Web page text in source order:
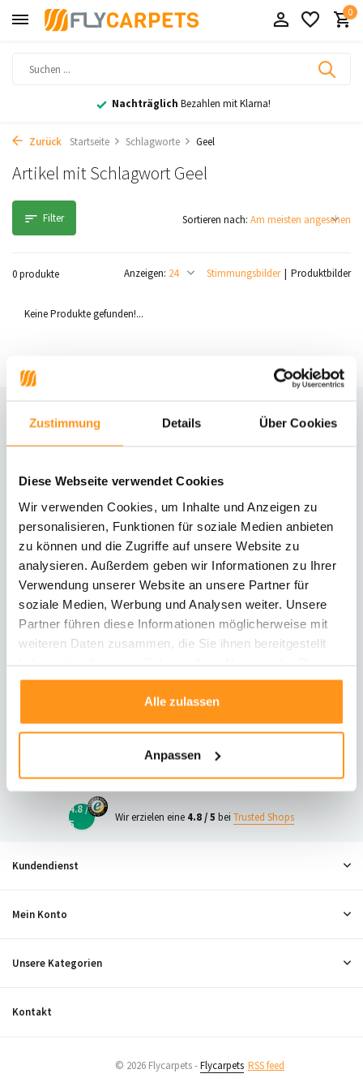
Zustimmung Details Über Cookies
Diese Webseite verwendet Cookies
Wir verwenden Cookies, um Inhalte und Anzeigen zu
personalisieren, Funktionen für soziale Medien anbieten
zu können und die Zugriffe auf unsere Website zu
analysieren. Außerdem geben wir Informationen zu Ihrer
Verwendung unserer Website an unsere Partner für
soziale Medien, Werbung und Analysen weiter. Unsere
Partner führen diese Informationen möglicherweise mit
weiteren Daten zusammen, die Sie ihnen bereitgestellt
gesammelt haben.
Alle zulassen
Anpassen
0
Nachträglich Bezahlen mit Klarna!
Zurück Startseite Schlagworte Geel
Artikel mit Schlagwort Geel
Filter
0 produkte Stimmungsbilder Produktbilder
Anzeigen:
Sortieren nach:
Keine Produkte gefunden!...
Informationen zur Rücksendung
Direkt chatten
Mit einem Mitarbeiter chatten
E-Mail senden
vragen@flycarpets.nl
Telefonischer Kontakt
23
4.8 /
5
Wir erzielen eine 4.8 / 5 bei Trusted Shops
Kundendienst
Mein Konto
Unsere Kategorien
Kontakt
© 2026 Flycarpets -Flycarpets RSS feed